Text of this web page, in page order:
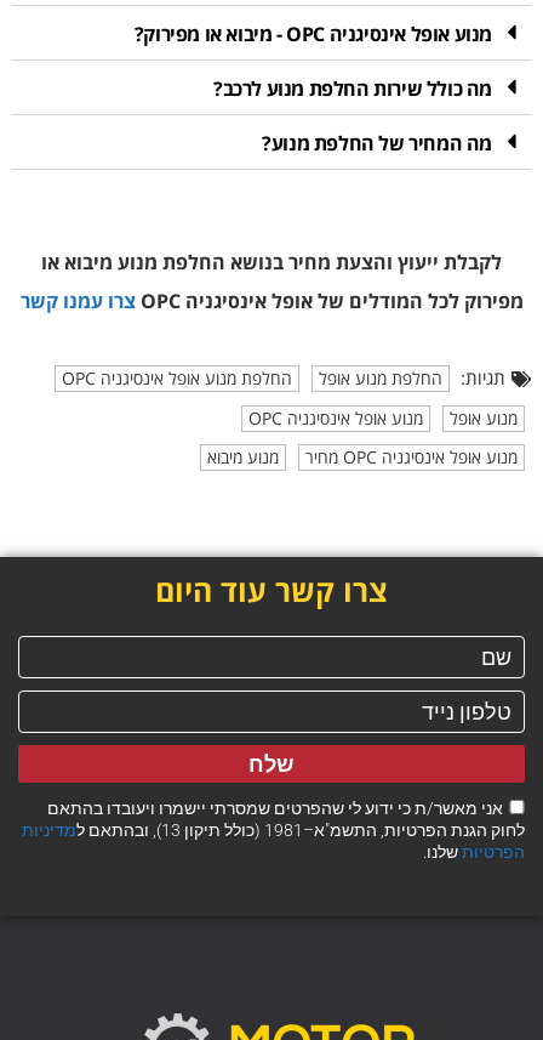
מנוע אופל אינסיגניה OPC - מיבוא או מפירוק?
מה כולל שירות החלפת מנוע לרכב?
מה המחיר של החלפת מנוע?
לקבלת ייעוץ והצעת מחיר בנושא החלפת מנוע מיבוא או
מפירוקלכל המודלים של אופל אינסיגניה OPC צרו עמנו קשר
תגיות: החלפת מנוע אופל
החלפת מנוע אופל אינסיגניה OPC
מנוע אופל
מנוע אופל אינסיגניה OPC
מנוע אופל אינסיגניה OPC מחיר
מנוע מיבוא
צרו קשר עוד היום
אני מאשר/ת כי ידוע לי שהפרטים שמסרתי יישמרו ויעובדו בהתאם
לחוק הגנת הפרטיות, התשמ"א–1981 (כולל תיקון 13), ובהתאם ל
מדיניות
הפרטיותשלנו.
שלח